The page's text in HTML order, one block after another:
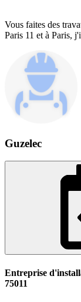
Vous faites des
Paris 11 et à Paris,
Guzelec
Entreprise
75011